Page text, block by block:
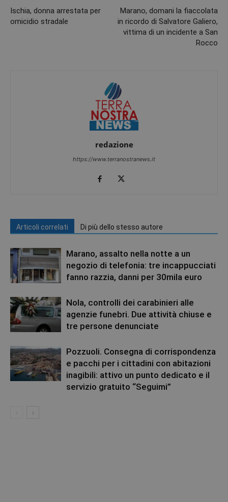
Ischia, donna arrestata per
omicidio stradale
Marano, domani la fiaccolata
in ricordo di Salvatore Galiero,
vittima di un incidente a San
Rocco
redazione
https://www.terranostranews.it
Articoli correlati Di più dello stesso autore
Marano, assalto nella notte a un
negozio di telefonia: tre incappucciati
fanno razzia, danni per 30mila euro
Nola, controlli dei carabinieri alle
agenzie funebri. Due attività chiuse e
tre persone denunciate
Pozzuoli. Consegna di corrispondenza
e pacchi per i cittadini con abitazioni
inagibili: attivo un punto dedicato e il
servizio gratuito “Seguimi”